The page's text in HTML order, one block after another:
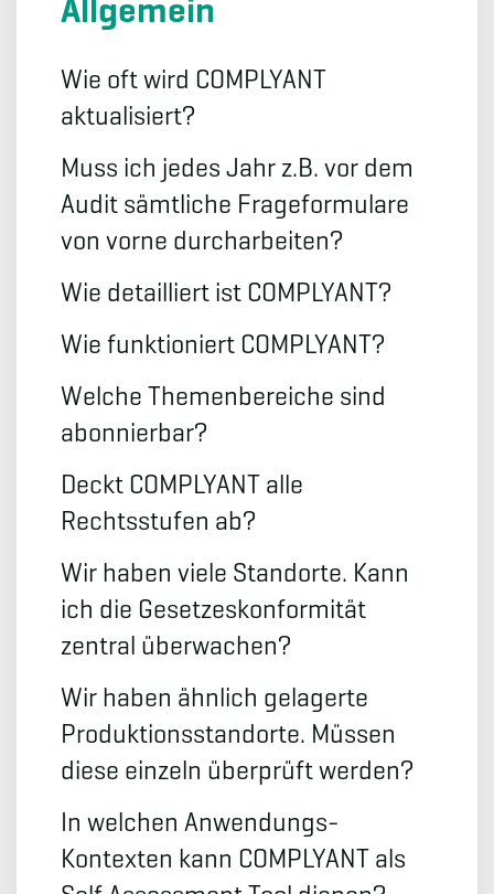
Wie oft wird COMPLYANT
aktualisiert?
Muss ich jedes Jahr z.B. vor dem
Audit sämtliche Frageformulare
von vorne durcharbeiten?
Wie detailliert ist COMPLYANT?
Wie funktioniert COMPLYANT?
Welche Themenbereiche sind
abonnierbar?
Deckt COMPLYANT alle
Rechtsstufen ab?
Wir haben viele Standorte. Kann
ich die Gesetzeskonformität
zentral überwachen?
Wir haben ähnlich gelagerte
Produktionsstandorte. Müssen
diese einzeln überprüft werden?
In welchen Anwendungs-
Kontexten kann COMPLYANT als